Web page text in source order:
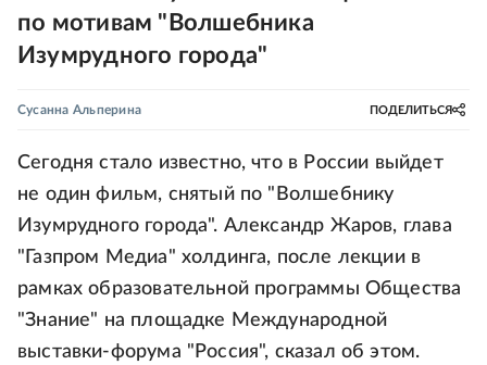
по мотивам "Волшебника
Изумрудного города"
Сусанна Альперина ПОДЕЛИТЬСЯ
Сегодня стало известно, что в России выйдет
не один фильм, снятый по "Волшебнику
Изумрудного города". Александр Жаров, глава
"Газпром Медиа" холдинга, после лекции в
рамках образовательной программы Общества
"Знание" на площадке Международной
выставки-форума "Россия", сказал об этом.